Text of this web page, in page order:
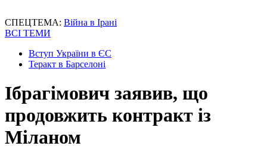
СПЕЦТЕМА: Війна в Ірані
ВСІ ТЕМИ
Вступ України в ЄС
Теракт в Барселоні
Ібрагімович заявив, що
продовжить контракт із
Міланом